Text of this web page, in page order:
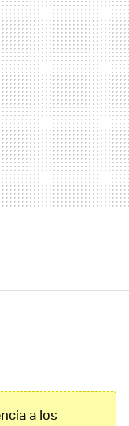
a los